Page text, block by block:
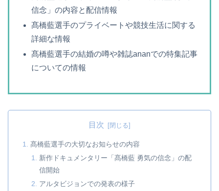
信念」の内容と配信情報
髙橋藍選手のプライベートや競技生活に関する
詳細な情報
髙橋藍選手の結婚の噂や雑誌ananでの特集記事
についての情報
目次
髙橋藍選手の大切なお知らせの内容
新作ドキュメンタリー「髙橋藍 勇気の信念」の配
信開始
アルタビジョンでの発表の様子